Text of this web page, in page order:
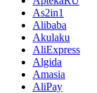
As2in1
Alibaba
Akulaku
AliExpress
Algida
Amasia
AliPay